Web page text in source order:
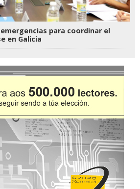
para coordinar el
en Galicia